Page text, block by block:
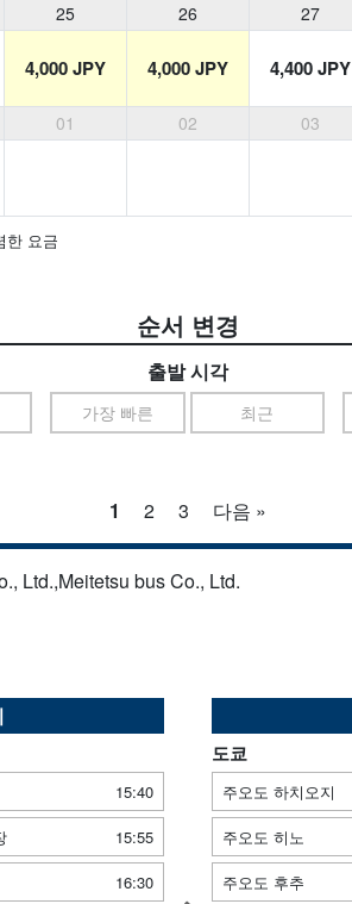
25 26 27
4,000 JPY 4,000 JPY 4,400 JPY
01 02 03
한 요금
순서 변경
출발 시각
가장 빠른 최근
1
2 3 다음 »
Ltd.,Meitetsu bus Co., Ltd.
15:40
15:55
16:30
도쿄
주오도 하치오지
주오도 히노
주오도 후추